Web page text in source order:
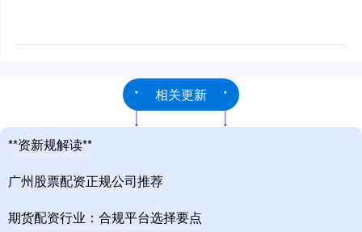
相关更新
**资新规解读**
广州股票配资正规公司推荐
期货配资行业：合规平台选择要点